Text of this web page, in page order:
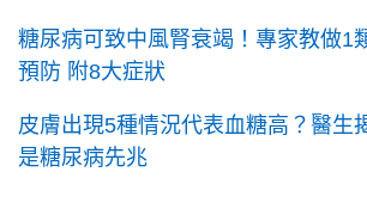
糖尿病可致中風腎衰竭！專家教做1
預防 附8大症狀
皮膚出現5種情況代表血糖高？醫生
是糖尿病先兆